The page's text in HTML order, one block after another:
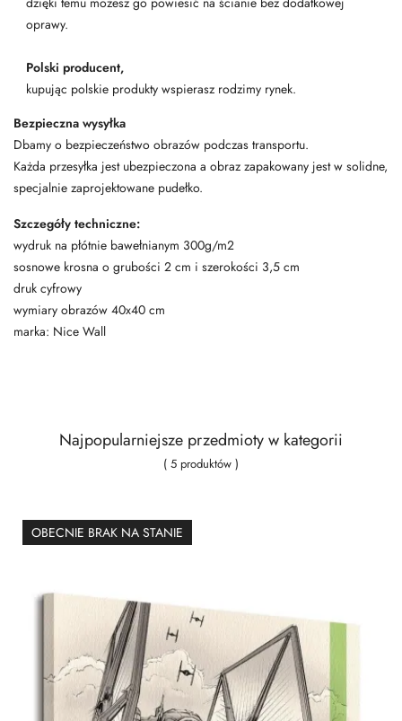
oprawy.
Polski producent,
kupując polskie produkty wspierasz rodzimy rynek.
Bezpieczna wysyłka
Dbamy o bezpieczeństwo obrazów podczas transportu.
Każda przesyłka jest ubezpieczona a obraz zapakowany jest w solidne,
specjalnie zaprojektowane pudełko.
Szczegóły techniczne:
wydruk na płótnie bawełnianym 300g/m2
sosnowe krosna o grubości 2 cm i szerokości 3,5 cm
druk cyfrowy
wymiary obrazów 40x40 cm
marka: Nice Wall
Najpopularniejsze przedmioty w kategorii
( 5 produktów )
OBECNIE BRAK NA STANIE